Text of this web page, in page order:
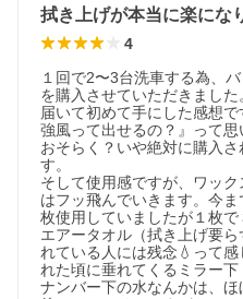
拭き上げが本当に楽にな
4
１回で2〜3台洗車する為、
を購入させていただきました
届いて初めて手にした感想
強風って出せるの？』って思
おそらく？いや絶対に購入
す。
そして使用感ですが、ワッ
はフッ飛んでいきます。今
枚使用していましたが１枚で
エアータオル（拭き上げ要
れている人には残念💧って
れた頃に垂れてくるミラー
ナンバー下の水なんかは、ほ